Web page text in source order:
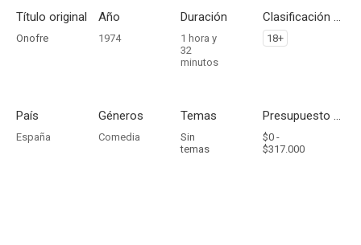
Título original
Onofre
Año
1974
Duración
1 hora y
32
minutos
Clasificación por edades
18+
País
España
Géneros
Comedia
Temas
Sin
temas
Presupuesto - Ingresos
$0 -
$317.000